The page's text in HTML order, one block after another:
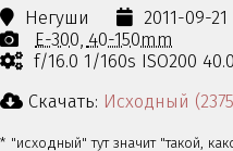
Негуши 2011-09-21
E-300 40-150mm
f/16.0 1/160s ISO200
Скачать: Исходный
* "исходный" тут значит "такой,